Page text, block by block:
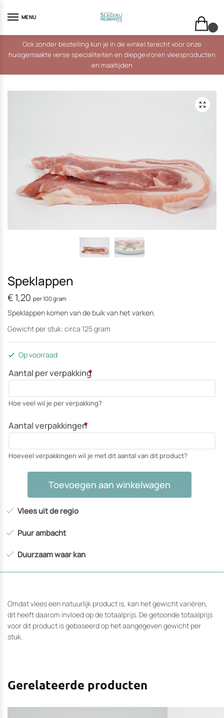
MENU
Ook zonder bestelling kun je in de winkel terecht voor onze
huisgemaakte verse specialiteiten en diepgevroren vleesproducten
en maaltijden
Speklappen
€ 1,20 per 100 gram
Speklappen komen van de buik van het varken.
Gewicht per stuk: circa 125 gram
Op voorraad
Aantal per verpakking
*
Hoe veel wil je per verpakking?
Aantal verpakkingen
*
Hoeveel verpakkingen wil je met dit aantal van dit product?
Toevoegen aan winkelwagen
Vlees uit de regio
Puur ambacht
Duurzaam waar kan
Omdat vlees een natuurlijk product is, kan het gewicht variëren,
dit heeft daarom invloed op de totaalprijs. De getoonde totaalprijs
voor dit product is gebaseerd op het aangegeven gewicht per
stuk.
Gerelateerde producten